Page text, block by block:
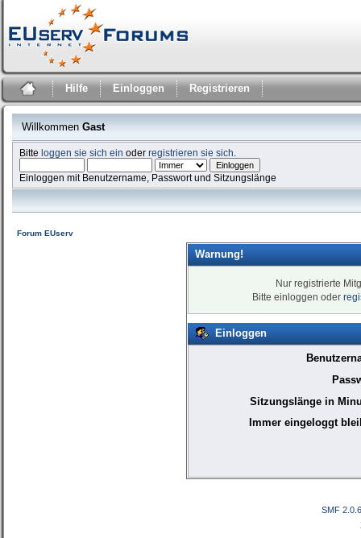
Hilfe Einloggen Registrieren
Willkommen Gast
Bitteloggen sie sich ein oderregistrieren sie sich
Einloggen mit Benutzername, Passwort und Sitzungslänge
Forum EUserv
Warnung!
Nur registrierte
Bitte einloggen oder
Einloggen
Sitzungslänge in
Immer eingeloggt
SMF 2.0.6